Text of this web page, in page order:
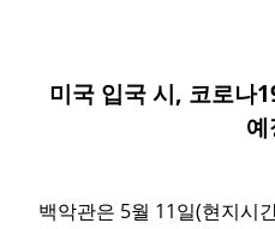
미국 입국 시, 코로나
예
백악관은 5월 11일(현지시